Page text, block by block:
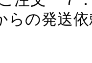
の発送